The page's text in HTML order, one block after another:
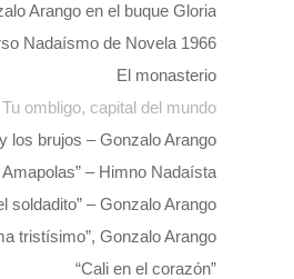
Arango en el buque Gloria
Nadaísmo de Novela 1966
El monasterio
Tu ombligo, capital del mundo
los brujos – Gonzalo Arango
Amapolas” – Himno Nadaísta
soldadito” – Gonzalo Arango
tristísimo”, Gonzalo Arango
“Cali en el corazón”